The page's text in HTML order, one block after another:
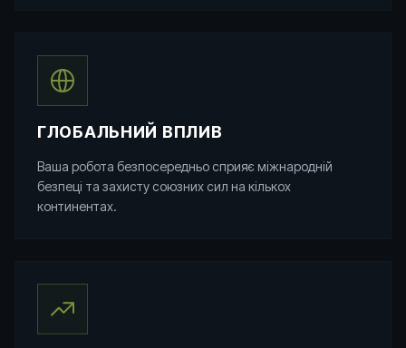
ГЛОБАЛЬНИЙ ВПЛИВ
Ваша робота безпосередньо сприяє міжнародній
безпеці та захисту союзних сил на кількох
континентах.